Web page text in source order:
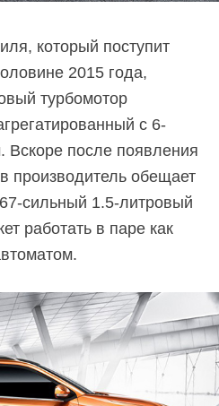
который поступит
2015 года,
турбомотор
с 6-
Вскоре после появления
производитель обещает
сильный 1.5-литровый
работать в паре как